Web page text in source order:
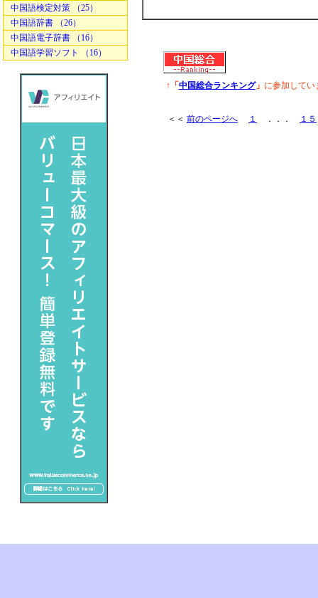
中国語検定対策 （25）
中国語辞書 （26）
中国語電子辞書 （16）
中国語学習ソフト （16）
↑「 中国総合ランキング」 に参加してい
＜＜ 前のページへ １ ．．． １５